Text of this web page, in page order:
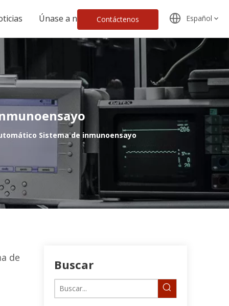
Únase a nosotrosContáctenos Español
Sistema de inmunoensayo
de
Buscar